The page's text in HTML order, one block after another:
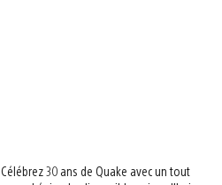
Célébrez 30 ans de Quake avec un tout